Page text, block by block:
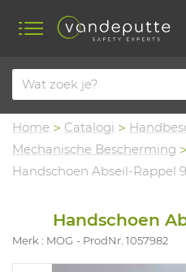
Home Catalogi
Mechanische Bescherming
Handschoen Abseil-Rappel
Handschoen
Merk : MOG ProdNr. 1057982